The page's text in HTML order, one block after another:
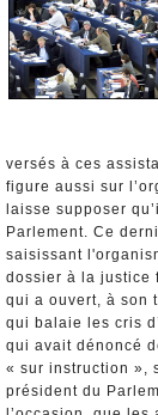
versés à ces
figure aussi sur
laisse supposer
Parlement. Ce
saisissant
dossier à la justice
qui a ouvert, à son
qui balaie les cris
qui avait dénoncé
« sur instruction »,
président du